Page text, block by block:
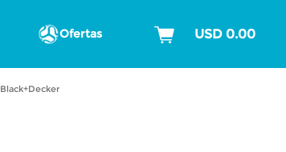
Ofertas
Black+Decker